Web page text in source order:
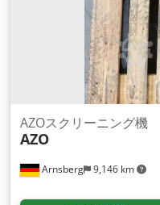
Arnsberg 9,146 km
AZOスクリーニング機
AZO